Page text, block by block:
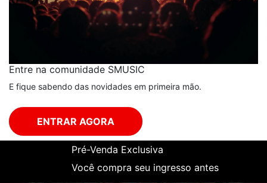
Entre na comunidade SMUSIC
E fique sabendo das novidades em primeira mão.
ENTRAR AGORA
Pré-Venda Exclusiva
Você compra seu ingresso antes